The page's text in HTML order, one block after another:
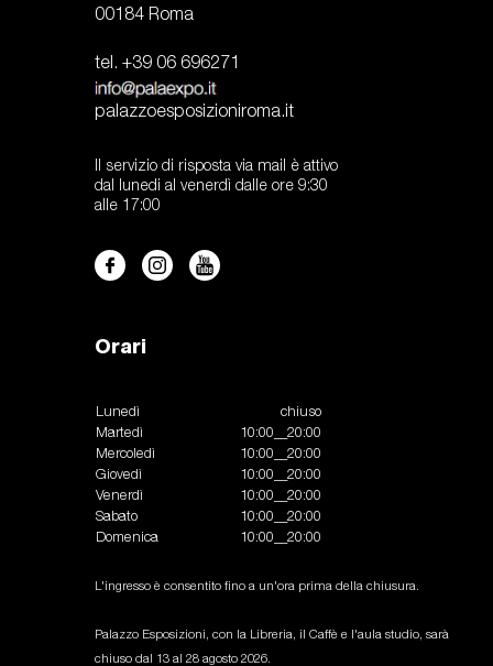
00184 Roma
tel. +39 06 696271
palazzoesposizioniroma.it
Il servizio di risposta via mail è attivo
dal lunedi al venerdì dalle ore 9:30
alle 17:00
Orari
Lunedì
chiuso
Martedì
10:00__20:00
Mercoledì
10:00__20:00
Giovedì
10:00__20:00
Venerdì
10:00__20:00
Sabato
10:00__20:00
Domenica
10:00__20:00
L'ingresso è consentito fino a un'ora prima della chiusura.
Palazzo Esposizioni, con la Libreria, il Caffè e l'aula studio, sarà
chiuso dal 13 al 28 agosto 2026.